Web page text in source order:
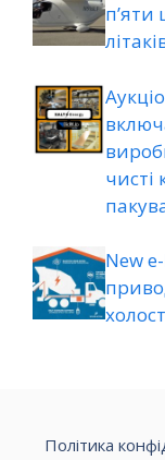
п’яти
чисті
New
Політика